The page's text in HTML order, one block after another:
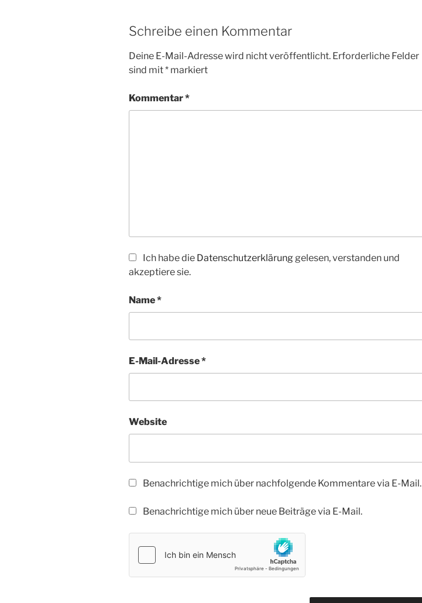
Schreibe einen Kommentar
Deine E-Mail-Adresse wird nicht veröffentlicht. Erforderliche Felder
sind mit* markiert
Kommentar*
Ich habe die Datenschutzerklärung gelesen, verstanden und
akzeptiere sie.
Name*
E-Mail-Adresse*
Website
Benachrichtige mich über nachfolgende Kommentare via E-Mail.
Benachrichtige mich über neue Beiträge via E-Mail.